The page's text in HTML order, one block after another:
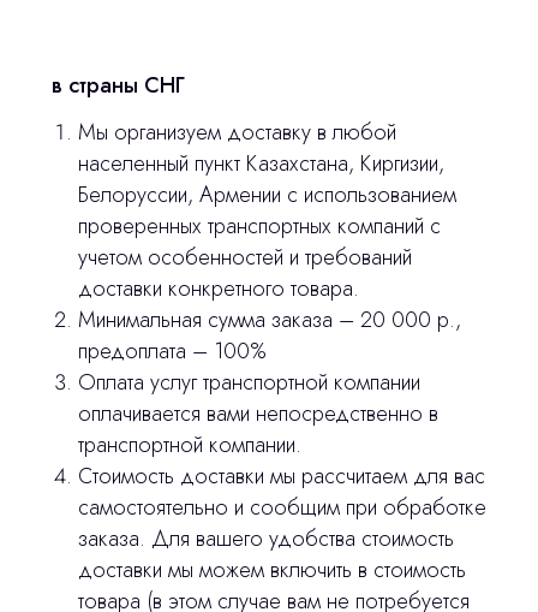
в страны СНГ
Мы организуем доставку в любой
населенный пункт Казахстана, Киргизии,
Белоруссии, Армении с использованием
проверенных транспортных компаний с
учетом особенностей и требований
доставки конкретного товара.
Минимальная сумма заказа – 20 000 р.,
предоплата – 100%
Оплата услуг транспортной компании
оплачивается вами непосредственно в
транспортной компании.
Стоимость доставки мы рассчитаем для вас
самостоятельно и сообщим при обработке
заказа. Для вашего удобства стоимость
доставки мы можем включить в стоимость
товара (в этом случае вам не потребуется
сделано
Лицензирование
Изготовление хирургических шаблонов
Политика конфиденциальности
stasicus